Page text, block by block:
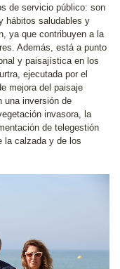
de servicio público: son
hábitos saludables y
ya que contribuyen a la
Además, está a punto
y paisajística en los
ejecutada por el
mejora del paisaje
una inversión de
invasora, la
de telegestión
la calzada y de los